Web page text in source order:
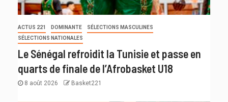
ACTUS 221 DOMINANTE
SÉLECTIONS MASCULINES
SÉLECTIONS NATIONALES
Le Sénégal refroidit la Tunisie et passe en
quarts de finale de l’Afrobasket U18
8 août 2026 Basket221